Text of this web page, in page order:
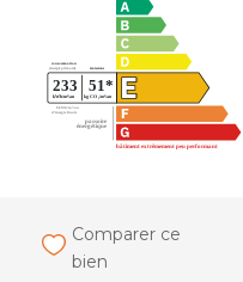
Comparer ce
bien